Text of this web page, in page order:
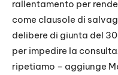
rallentamento per
come clausole di
delibere di giunta del
per impedire la
ripetiamo – aggiunge